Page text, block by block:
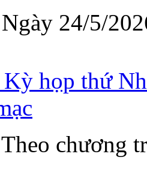
24/5/
Kỳ họp thứ
chương